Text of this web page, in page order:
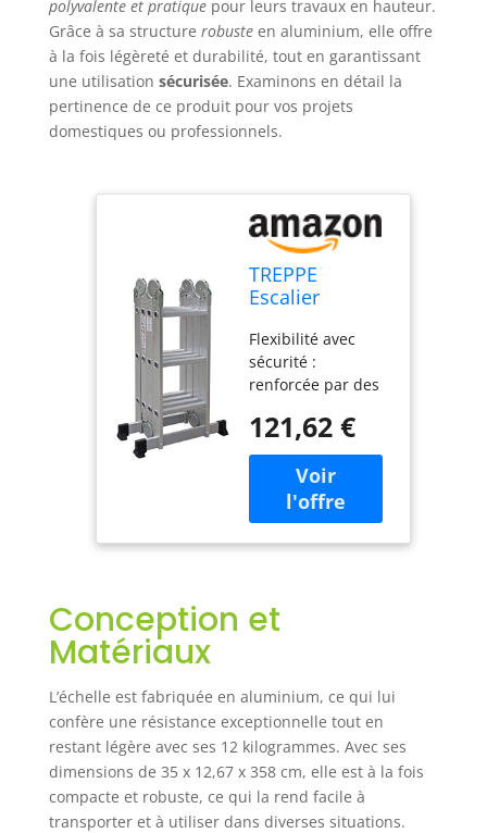
polyvalente et pratiquepour leurs travaux en hauteur.
Grâce à sa structure robusteen aluminium, elle offre
à la fois légèreté et durabilité, tout en garantissant
une utilisation sécurisée. Examinons en détail la
pertinence de ce produit pour vos projets
domestiques ou professionnels.
TREPPE
Escalier
Multifonction
Aluminium 4 x
3 marches 3,58
m
Flexibilité avec
sécurité :
renforcée par des
sécurisée par des
serrures de
sécurité, la forme
de l'échelle peut
être facilement
modifiée :
manuelle, échelle
droite, etc Qualité
qualité
aéronautique rend
cette échelle
robuste et durable,
capacité de charge
jusqu’à 150 kg
121,62 €
Conception et
Matériaux
L’échelle est fabriquée en aluminium, ce qui lui
confère une résistance exceptionnelle tout en
restant légère avec ses 12 kilogrammes. Avec ses
dimensions de 35 x 12,67 x 358 cm, elle est à la fois
compacte et robuste, ce qui la rend facile à
transporter et à utiliser dans diverses situations.